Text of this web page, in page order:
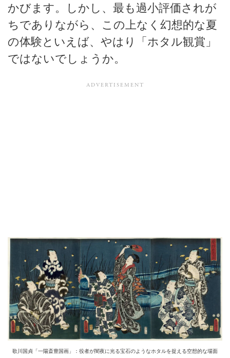
かびます。しかし、最も過小評価されが
ちでありながら、この上なく幻想的な夏
の体験といえば、やはり「ホタル観賞」
ではないでしょうか。
歌川国貞「一陽斎豊国画」：役者が闇夜に光る宝石のようなホタルを捉える空想的な場面